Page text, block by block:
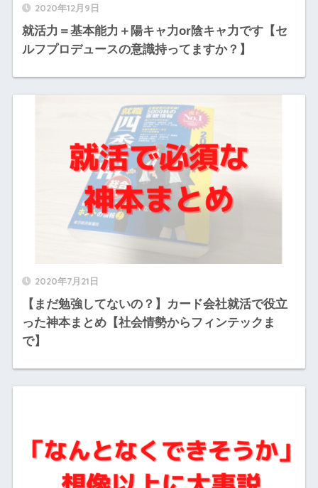
2020年12月9日
就活力＝基本能力＋陽キャ力or陰キャ力です【セ
ルフプロデュースの意識持ってますか？】
2020年7月21日
【まだ勉強してないの？】カード会社就活で役立
った神本まとめ【社会情勢からフィンテックま
で】